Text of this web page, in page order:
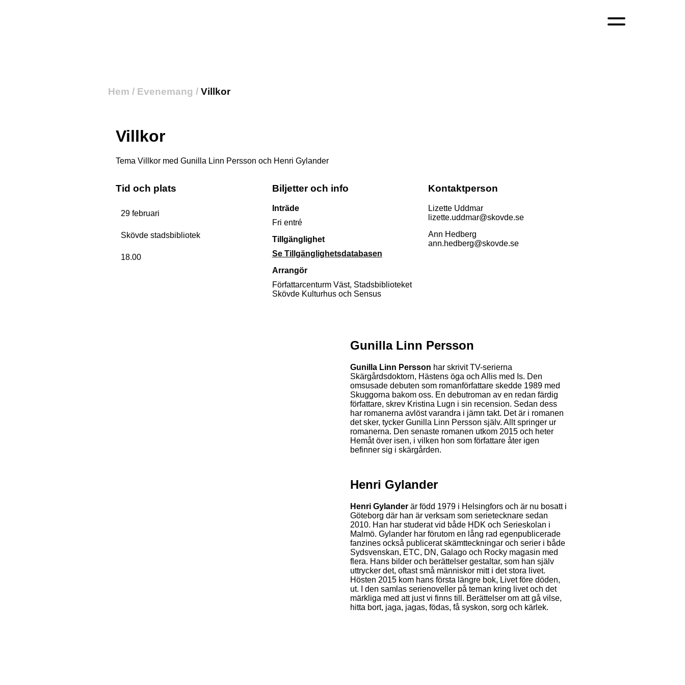
Hem / Evenemang / Villkor
Villkor
Tema Villkor med Gunilla Linn Persson och Henri Gylander
Tid och plats
29 februari
Skövde stadsbibliotek
18.00
Biljetter och info
Inträde
Fri entré
Tillgänglighet
Se Tillgänglighetsdatabasen
Arrangör
Författarcenturm Väst, Stadsbiblioteket
Skövde Kulturhus och Sensus
Kontaktperson
Lizette Uddmar
lizette.uddmar@skovde.se
Ann Hedberg
ann.hedberg@skovde.se
Gunilla Linn Persson
Gunilla Linn Persson har skrivit TV-serierna
Skärgårdsdoktorn, Hästens öga och Allis med Is. Den
omsusade debuten som romanförfattare skedde 1989 med
Skuggorna bakom oss. En debutroman av en redan färdig
författare, skrev Kristina Lugn i sin recension. Sedan dess
har romanerna avlöst varandra i jämn takt. Det är i romanen
det sker, tycker Gunilla Linn Persson själv. Allt springer ur
romanerna. Den senaste romanen utkom 2015 och heter
Hemåt över isen, i vilken hon som författare åter igen
befinner sig i skärgården.
Henri Gylander
Henri Gylander är född 1979 i Helsingfors och är nu bosatt i
Göteborg där han är verksam som serietecknare sedan
2010. Han har studerat vid både HDK och Serieskolan i
Malmö. Gylander har förutom en lång rad egenpublicerade
fanzines också publicerat skämtteckningar och serier i både
Sydsvenskan, ETC, DN, Galago och Rocky magasin med
flera. Hans bilder och berättelser gestaltar, som han själv
uttrycker det, oftast små människor mitt i det stora livet.
Hösten 2015 kom hans första längre bok, Livet före döden,
ut. I den samlas serienoveller på teman kring livet och det
märkliga med att just vi finns till. Berättelser om att gå vilse,
hitta bort, jaga, jagas, födas, få syskon, sorg och kärlek.